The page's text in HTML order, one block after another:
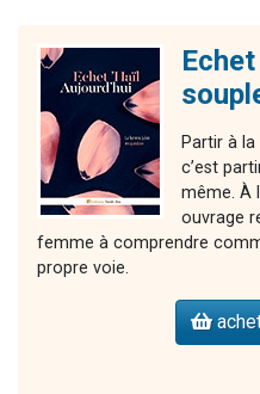
Partir à
c’est
même. À
ouvrage
femme à comprendre
propre voie.